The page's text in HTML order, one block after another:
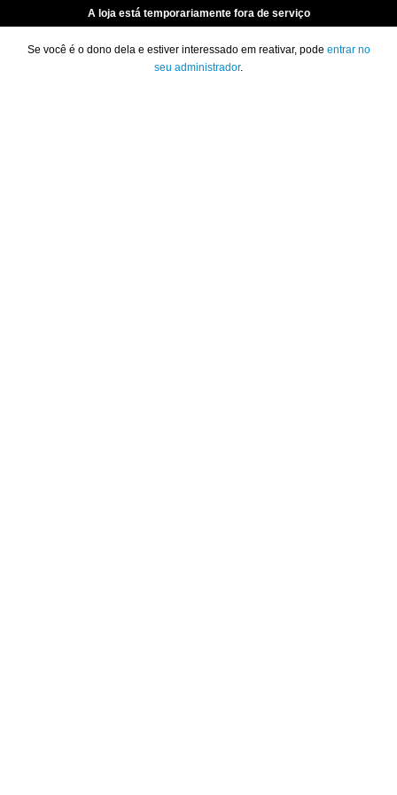
A loja está temporariamente fora de serviço
Se você é o dono dela e estiver interessado em reativar, pode entrar no
seu administrador.